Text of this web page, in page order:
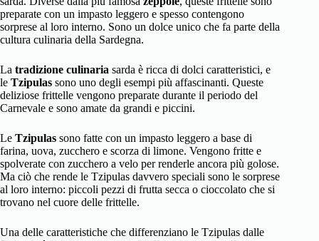
preparate con un impasto leggero e spesso contengono
sorprese al loro interno. Sono un dolce unico che fa parte della
cultura culinaria della Sardegna.
La tradizione culinaria sarda è ricca di dolci caratteristici, e
le Tzipulas sono uno degli esempi più affascinanti. Queste
deliziose frittelle vengono preparate durante il periodo del
Carnevale e sono amate da grandi e piccini.
Le Tzipulas sono fatte con un impasto leggero a base di
farina, uova, zucchero e scorza di limone. Vengono fritte e
spolverate con zucchero a velo per renderle ancora più golose.
Ma ciò che rende le Tzipulas davvero speciali sono le sorprese
al loro interno: piccoli pezzi di frutta secca o cioccolato che si
trovano nel cuore delle frittelle.
Una delle caratteristiche che differenziano le Tzipulas dalle